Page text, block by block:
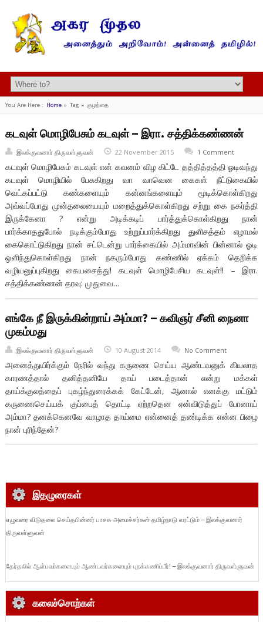
You Are Here : Home» Tag » குழந்தை
கடவுள் மொழிபேசும் கடவுள் – இரா. சத்திக்கண்ணன்
இலக்குவனார் திருவள்ளுவன் 22 November 2015 1 Comment
கடவுள் மொழிபேசும் கடவுள் என் கவனம் விழ கிட்டே தத்தித்தத்தி ஓடிவந்து
கடவுள் மொழியில் பேசுகிறது வா வாவென கைகள் நீட்டுகையில்
வெட்கப்பட்டு கண்களையும் கன்னங்களையும் மூடிக்கொள்கிறது
அவ்வப்போது முன்தலையையும் மறைத்துக்கொள்கிறது சற்று கை நகர்த்தி
இருக்கேனா ? என்று அடிக்கடிப் பார்த்துக்கொள்கிறது நான்
பார்க்காததுபோல் நடிக்கும்போது உற்றுப்பார்க்கிறது துளிசத்தம் எழாமல்
கைகொட்டுகிறது நான் சட்டென்று பார்க்கையில் அம்மாவின் பின்னால் ஓடி
ஒளிந்துகொள்கிறது நான் நகரும்போது கண்ணில் ஏக்கம் தெறிக்க
வழியனுப்புகிறது கையசைத்து! கடவுள் மொழிபேசிய கடவுள்!! – இரா.
சத்திக்கண்ணன் தரவு: முதுவை…
எங்கே நீ இருக்கின்றாய் அம்மா? – கவிஞர் சீனி நைனா
முகம்மது
இலக்குவனார் திருவள்ளுவன் 10 August 2014 No Comment
அனைத்துயிர்க்கும் நேரில் வந்து கருணை செய்ய ஆண்டவனுக் கியலாத
காரணத்தால் தனித்தனியே தாய் படைத்தான் என்று மக்கள்
தாய்க்குலத்தைப் புகழ்ந்துரைக்கக் கேட்டேன், ஆனால் எனக்கு மட்டும்
கருணைசெய்யக் குப்பைத் தொட்டி ஏற்றதென ஏன்விடுத்துப் போனாய்
அம்மா? தனக்கெனவே வாழாத தாய்மை என்னைத் தண்டிக்க என்ன பிழை
நான் புரிந்தேன்?
இதழுரைகள்
எழுவரை விடுதலை செய்தபின்னர் பாசக அமைச்சர்கள் தமிழ்நாடு வரட்டும் – இலக்குவனார்
திருவள்ளுவன்
தேர்தலில் ஆள்பவர்களையும் ஆண்டவர்களையும் புறக்கணிப்பீர்! – இலக்குவனார் திருவள்ளுவன்
கலைச்சொற்கள்